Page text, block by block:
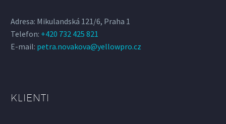
Adresa: Mikulandská 121/6, Praha 1
Telefon: +420 732 425 821
E-mail: petra.novakova@yellowpro.cz
KLIENTI